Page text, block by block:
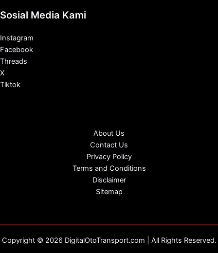
Sosial Media Kami
Instagram
Facebook
Threads
X
Tiktok
About Us
Contact Us
Privacy Policy
Terms and Conditions
Disclaimer
Sitemap
Copyright © 2026 DigitalOtoTransport.com | All Rights Reserved.